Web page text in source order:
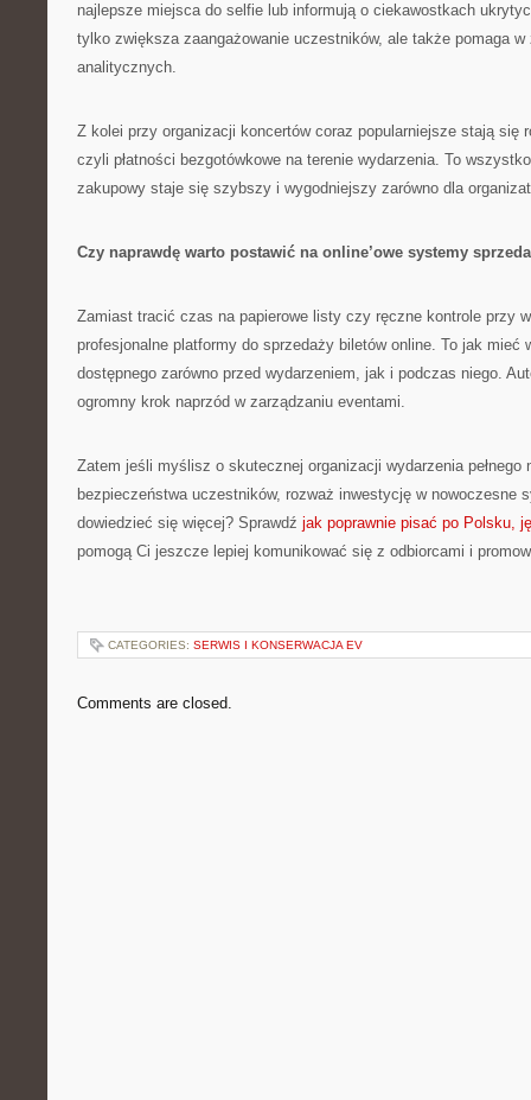
najlepsze miejsca do selfie lub informują o ciekawostkach
tylko zwiększa zaangażowanie uczestników, ale także pomaga
analitycznych.
Z kolei przy organizacji koncertów coraz popularniejsze stają się
czyli płatności bezgotówkowe na terenie wydarzenia. To
zakupowy staje się szybszy i wygodniejszy zarówno dla
Czy naprawdę warto postawić na online’owe systemy
Zamiast tracić czas na papierowe listy czy ręczne kontrole przy
profesjonalne platformy do sprzedaży biletów online. To jak mieć
dostępnego zarówno przed wydarzeniem, jak i podczas niego.
ogromny krok naprzód w zarządzaniu eventami.
Zatem jeśli myślisz o skutecznej organizacji wydarzenia pełnego
bezpieczeństwa uczestników, rozważ inwestycję w nowoczesne
dowiedzieć się więcej? Sprawdź jak poprawnie pisać po Polsku,
pomogą Ci jeszcze lepiej komunikować się z odbiorcami i
CATEGORIES: SERWIS I KONSERWACJA EV
Comments are closed.